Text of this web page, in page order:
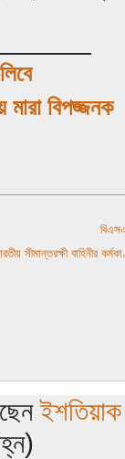
মারা বিপজ্জনক
সীমান্তরক্ষী বাহিনীর